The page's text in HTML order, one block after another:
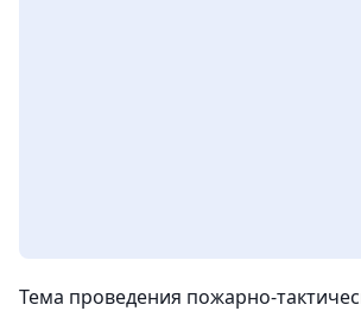
Тема проведения пожарно-